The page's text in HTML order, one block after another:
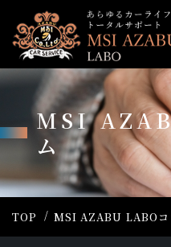
MSI
ム
TOP MSI AZABU LABOコ